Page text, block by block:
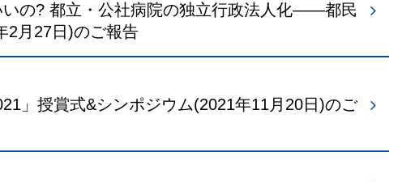
いの? 都立・公社病院の独立行政法人化——都民
2月27日)のご報告
」授賞式&シンポジウム(2021年11月20日)のご